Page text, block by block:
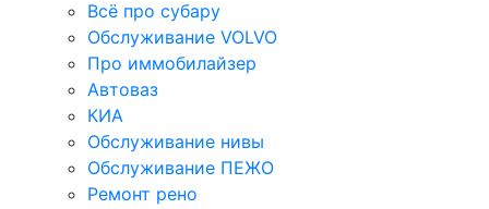
Всё про субару
Обслуживание VOLVO
Про иммобилайзер
Автоваз
КИА
Обслуживание нивы
Обслуживание ПЕЖО
Ремонт рено